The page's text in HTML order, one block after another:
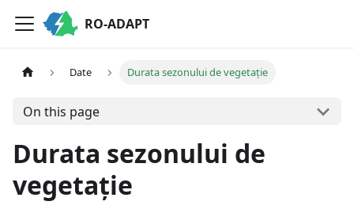
RO-ADAPT
Date Durata sezonului de vegetație
On this page
Durata sezonului de
vegetație